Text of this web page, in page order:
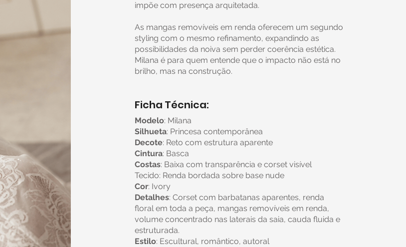
impõe com presença arquitetada.
As mangas removíveis em renda oferecem um segundo
styling com o mesmo refinamento, expandindo as
possibilidades da noiva sem perder coerência estética.
Milana é para quem entende que o impacto não está no
brilho, mas na construção.
Ficha Técnica:
Modelo: Milana
Silhueta: Princesa contemporânea
Decote: Reto com estrutura aparente
Cintura: Basca
Costas: Baixa com transparência e corset visível
Tecido: Renda bordada sobre base nude
Cor: Ivory
Detalhes: Corset com barbatanas aparentes, renda
floral em toda a peça, mangas removíveis em renda,
volume concentrado nas laterais da saia, cauda fluida e
estruturada.
Estilo: Escultural, romântico, autoral